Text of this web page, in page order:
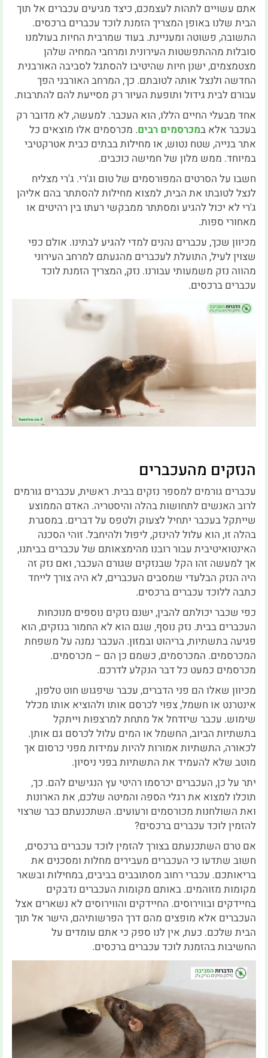
אתם עשויים לתהות לעצמכם, כיצד מגיעים עכברים אל תוך
הבית שלנו באופן המצריך הזמנת לוכד עכברים ברכסים.
התשובה, פשוטה ומעניינת. בעוד שמרבית החיות בעולמנו
סובלות מההתפשטות העירונית ומרחבי המחיה שלהן
מצטמצמים, ישנן חיות שהיטיבו להסתגל לסביבה האורבנית
החדשה ולנצל אותה לטובתם. כך, המרחב האורבני הפך
עבורם לבית גידול ותופעת העיור רק מסייעת להם להתרבות.
אחד מבעלי החיים הללו, הוא העכבר. למעשה, לא מדובר רק
בעכבר אלא במכרסמים רבים. מכרסמים אלו מוצאים כל
אתר בנייה, שטח נטוש, או מחילות בבתים כבית אטרקטיבי
במיוחד. ממש מלון של חמישה כוכבים.
חשבו על הסרטים המפורסמים של טום וג'רי. ג'רי מצליח
לנצל לטובתו את הבית, למצוא מחילות להסתתר בהם אליהן
ג'רי לא יכול להגיע ומסתתר ממבקשי רעתו בין רהיטים או
מאחורי ספות.
מכיוון שכך, עכברים נהנים למדי להגיע לבתינו. אולם כפי
שצוין לעיל, התועלת לעכברים מהגעתם למרחב העירוני
מהווה נזק משמעותי עבורנו. נזק, המצריך הזמנת לוכד
עכברים ברכסים.
הנזקים מהעכברים
עכברים גורמים למספר נזקים בבית. ראשית, עכברים גורמים
לרוב האנשים לתחושות בהלה והיסטריה. האדם הממוצע
שייתקל בעכבר יתחיל לצעוק ולטפס על דברים. במסגרת
בהלה זו, הוא עלול להינזק, ליפול ולהיחבל. זוהי הסכנה
האינטואיטיבית עבור רובנו מהימצאותם של עכברים בביתנו,
אך למעשה זהו הקל שבנזקים שגורם העכבר, ואם נזק זה
היה הנזק הבלעדי שמסבים העכברים, לא היה צורך לייחד
כתבה ללוכד עכברים ברכסים.
כפי שכבר יכולתם להבין, ישנם נזקים נוספים מנוכחות
העכברים בבית. נזק נוסף, שגם הוא לא החמור בנזקים, הוא
פגיעה בתשתיות, בריהוט ובמזון. העכבר נמנה על משפחת
המכרסמים. המכרסמים, כשמם כן הם – מכרסמים.
מכרסמים כמעט כל דבר הנקלע לדרכם.
מכיוון שאלו הם פני הדברים, עכבר שיפגוש חוט טלפון,
אינטרנט או חשמל, צפוי לכרסם אותו ולהוציא אותו מכלל
שימוש. עכבר שיזדחל אל מתחת למרצפות וייתקל
בתשתיות הביוב, החשמל או המים עלול לכרסם גם אותן.
לכאורה, התשתיות אמורות להיות עמידות מפני כרסום אך
מוטב שלא להעמיד את התשתיות בפני ניסיון.
יתר על כן, העכברים יכרסמו רהיטי עץ הנגישים להם. כך,
תוכלו למצוא את רגלי הספה והמיטה שלכם, את הארונות
ואת השולחנות מכורסמים ורעועים. השתכנעתם כבר שרצוי
להזמין לוכד עכברים ברכסים?
אם טרם השתכנעתם בצורך להזמין לוכד עכברים ברכסים,
חשוב שתדעו כי העכברים מעבירים מחלות ומסכנים את
בריאותכם. עכברי רחוב מסתובבים בביבים, במחילות ובשאר
מקומות מזוהמים. באותם מקומות העכברים נדבקים
בחיידקים ובווירוסים. החיידקים והווירוסים לא נשארים אצל
העכברים אלא מופצים מהם דרך הפרשותיהם, הישר אל תוך
הבית שלכם. כעת, אין לנו ספק כי אתם עומדים על
החשיבות בהזמנת לוכד עכברים ברכסים.